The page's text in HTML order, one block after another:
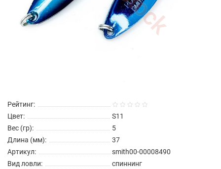
Рейтинг:
Цвет:
S11
Вес (гр):
5
Длина (мм):
37
Артикул:
smith00-00008490
Вид ловли:
спиннинг